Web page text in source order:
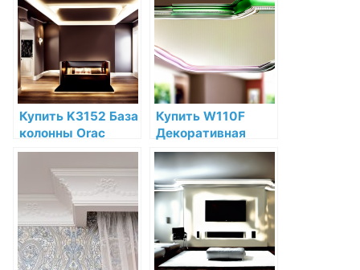
Orac Decor по
низкой цене в
интернет-
магазине
низкой цене в
интернет-
магазине
Купить K3152 База
колонны Orac
Decor Полиуретан
по низкой цене в
интернет-
магазине
Купить W110F
Декоративная
панель гибкая Orac
Decor Hill
Полиуретан Orac
Decor по низкой
цене в интернет-
магазине